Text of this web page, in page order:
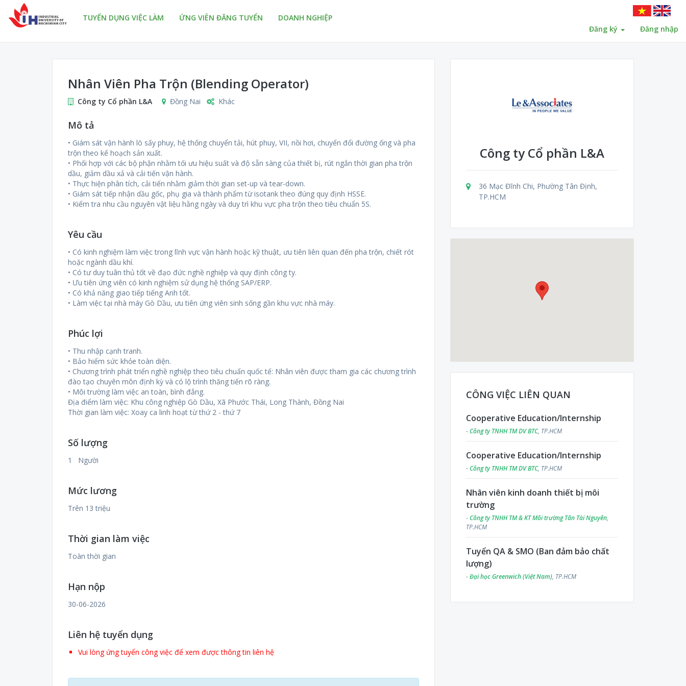
TUYỂN DỤNG VIỆC LÀM ỨNG VIÊN ĐĂNG TUYỂN
DOANH NGHIỆP
Đăng ký
Đăng nhập
Nhân Viên Pha Trộn (Blending Operator)
Công ty Cổ phần L&A Đồng Nai Khác
Mô tả
• Giám sát vận hành lò sấy phuy, hệ thống chuyển tải, hút phuy, VII, nồi hơi, chuyển đổi đường ống và pha
trộn theo kế hoạch sản xuất.
• Phối hợp với các bộ phận nhằm tối ưu hiệu suất và độ sẵn sàng của thiết bị, rút ngắn thời gian pha trộn
dầu, giảm dầu xả và cải tiến vận hành.
• Thực hiện phân tích, cải tiến nhằm giảm thời gian set-up và tear-down.
• Giám sát tiếp nhận dầu gốc, phụ gia và thành phẩm từ isotank theo đúng quy định HSSE.
• Kiểm tra nhu cầu nguyên vật liệu hằng ngày và duy trì khu vực pha trộn theo tiêu chuẩn 5S.
Yêu cầu
• Có kinh nghiệm làm việc trong lĩnh vực vận hành hoặc kỹ thuật, ưu tiên liên quan đến pha trộn, chiết rót
hoặc ngành dầu khí.
• Có tư duy tuân thủ tốt về đạo đức nghề nghiệp và quy định công ty.
• Ưu tiên ứng viên có kinh nghiệm sử dụng hệ thống SAP/ERP.
• Có khả năng giao tiếp tiếng Anh tốt.
• Làm việc tại nhà máy Gò Dầu, ưu tiên ứng viên sinh sống gần khu vực nhà máy.
Phúc lợi
• Thu nhập cạnh tranh.
• Bảo hiểm sức khỏe toàn diện.
• Chương trình phát triển nghề nghiệp theo tiêu chuẩn quốc tế: Nhân viên được tham gia các chương trình
đào tạo chuyên môn định kỳ và có lộ trình thăng tiến rõ ràng.
• Môi trường làm việc an toàn, bình đẳng.
Địa điểm làm việc: Khu công nghiệp Gò Dầu, Xã Phước Thái, Long Thành, Đồng Nai
Thời gian làm việc: Xoay ca linh hoạt từ thứ 2 - thứ 7
Số lượng
1 Người
Mức lương
Trên 13 triệu
Thời gian làm việc
Toàn thời gian
Hạn nộp
30-06-2026
Liên hệ tuyển dụng
Vui lòng ứng tuyển công việc để xem được thông tin liên hệ
Công ty Cổ phần L&A
36 Mạc Đĩnh Chi, Phường Tân Định,
TP.HCM
CÔNG VIỆC LIÊN QUAN
Cooperative Education/Internship
-Công ty TNHH TM DV BTC, TP.HCM
Cooperative Education/Internship
-Công ty TNHH TM DV BTC, TP.HCM
Nhân viên kinh doanh thiết bị môi
trường
-Công ty TNHH TM & KT Môi trường Tân Tài Nguyên,
TP.HCM
Tuyển QA & SMO (Ban đảm bảo chất
lượng)
-Đại học Greenwich (Việt Nam), TP.HCM